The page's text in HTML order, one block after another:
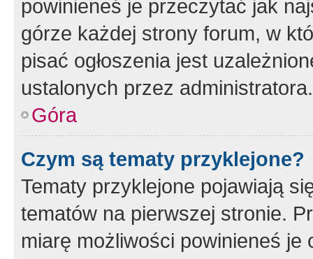
powinieneś je przeczytać jak
górze każdej strony forum, w
pisać ogłoszenia jest
ustalonych przez administratora.
Góra
Czym są tematy przyklejone?
Tematy przyklejone pojawiają
tematów na pierwszej stronie.
miarę możliwości powinieneś je